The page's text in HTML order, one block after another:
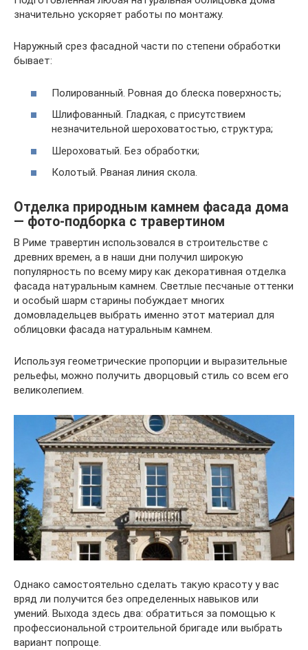
значительно ускоряет работы по монтажу.
Наружный срез фасадной части по степени обработки
бывает:
Полированный. Ровная до блеска поверхность;
Шлифованный. Гладкая, с присутствием
незначительной шероховатостью, структура;
Шероховатый. Без обработки;
Колотый. Рваная линия скола.
Отделка природным камнем фасада дома
— фото-подборка с травертином
В Риме травертин использовался в строительстве с
древних времен, а в наши дни получил широкую
популярность по всему миру как декоративная отделка
фасада натуральным камнем. Светлые песчаные оттенки
и особый шарм старины побуждает многих
домовладельцев выбрать именно этот материал для
облицовки фасада натуральным камнем.
Используя геометрические пропорции и выразительные
рельефы, можно получить дворцовый стиль со всем его
великолепием.
Однако самостоятельно сделать такую красоту у вас
вряд ли получится без определенных навыков или
умений. Выхода здесь два: обратиться за помощью к
профессиональной строительной бригаде или выбрать
вариант попроще.